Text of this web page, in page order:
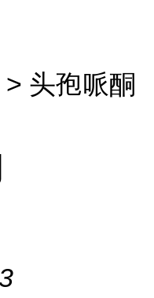
> 头孢哌酮